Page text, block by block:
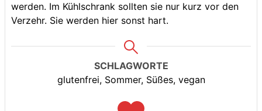
werden. Im Kühlschrank sollten sie nur kurz vor den
Verzehr. Sie werden hier sonst hart.
SCHLAGWORTE
glutenfrei, Sommer, Süßes, vegan